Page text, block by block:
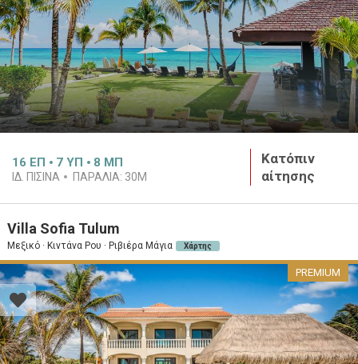
16 ΕΠ 7 ΥΠ 8 ΜΠ
ΙΔ. ΠΙΣΙΝΑ ΠΑΡΑΛΙΑ: 30M
Κατόπιν
αίτησης
Villa Sofia Tulum
Μεξικό · Κιντάνα Ρου · Ριβιέρα Μάγια Χάρτης
PREMIUM